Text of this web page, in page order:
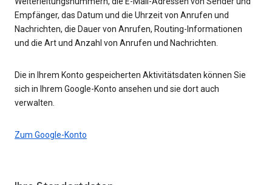
Empfänger, das Datum und die Uhrzeit von Anrufen und
Nachrichten, die Dauer von Anrufen, Routing-Informationen
und die Art und Anzahl von Anrufen und Nachrichten.
Die in Ihrem Konto gespeicherten Aktivitätsdaten können Sie
sich in Ihrem Google-Konto ansehen und sie dort auch
verwalten.
Zum Google-Konto